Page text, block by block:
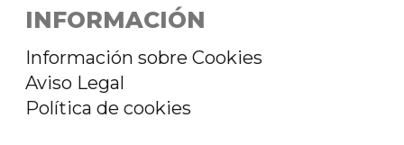
INFORMACIÓN
Información sobre Cookies
Aviso Legal
Política de cookies